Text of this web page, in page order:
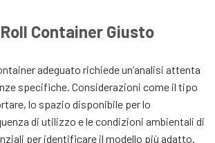
Container Giusto
adeguato richiede un’analisi attenta
specifiche. Considerazioni come il tipo
lo spazio disponibile per lo
di utilizzo e le condizioni ambientali di
per identificare il modello più adatto.